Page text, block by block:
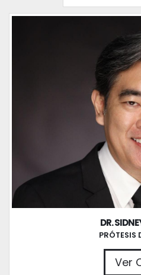
DR.
PRÓTESIS
Ver